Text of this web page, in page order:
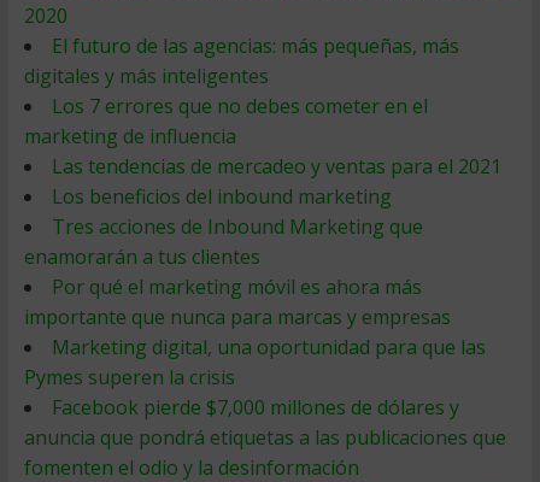
2020
El futuro de las agencias: más pequeñas, más
digitales y más inteligentes
Los 7 errores que no debes cometer en el
marketing de influencia
Las tendencias de mercadeo y ventas para el 2021
Los beneficios del inbound marketing
Tres acciones de Inbound Marketing que
enamorarán a tus clientes
Por qué el marketing móvil es ahora más
importante que nunca para marcas y empresas
Marketing digital, una oportunidad para que las
Pymes superen la crisis
Facebook pierde $7,000 millones de dólares y
anuncia que pondrá etiquetas a las publicaciones que
fomenten el odio y la desinformación